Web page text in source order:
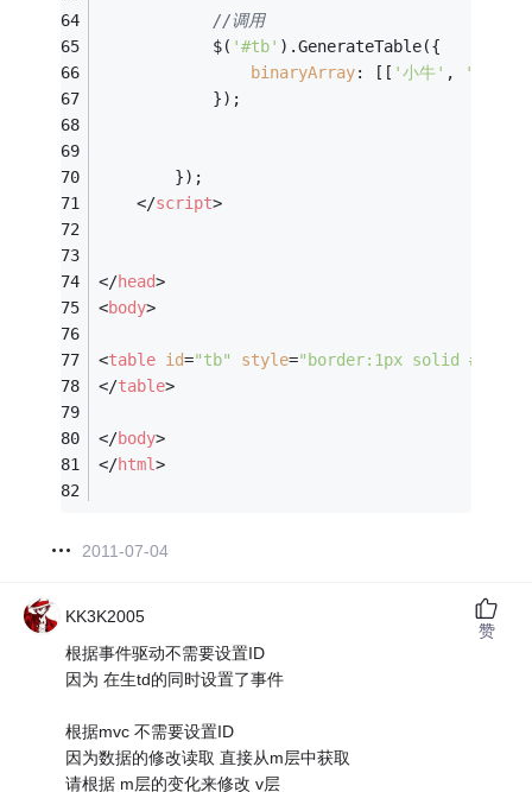
//调用
            $(
'#tb' ).GenerateTable({
binaryArray: [[ '小牛' , '小雪'
            });
        });
</script>
</head>
<body>
<table id="tb" style="border:1px solid
</table>
</body>
</html>
2011-07-04
KK3K2005
根据事件驱动不需要设置ID
因为 在生td的同时设置了事件
根据mvc 不需要设置ID
因为数据的修改读取 直接从m层中获取
请根据 m层的变化来修改 v层
赞